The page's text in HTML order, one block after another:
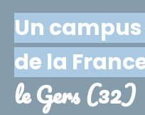
Un
de la
le Gers (32)